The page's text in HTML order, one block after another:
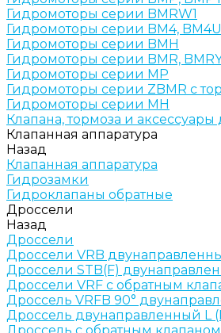
Гидромоторы серии BMRW1
Гидромоторы серии BМ4,
Гидромоторы серии BМH
Гидромоторы серии BМR,
Гидромоторы серии MP
Гидромоторы серии ZBMR с
Гидромоторы серии МH
Клапана, тормоза и
Клапанная аппаратура
Назад
Клапанная аппаратура
Гидрозамки
Гидроклапаны обратные
Дроссели
Назад
Дроссели
Дроссели VRB
Дроссели STB(F)
Дроссели VRF с обратным
Дроссель VRFB 90°
Дроссель двунаправленный L